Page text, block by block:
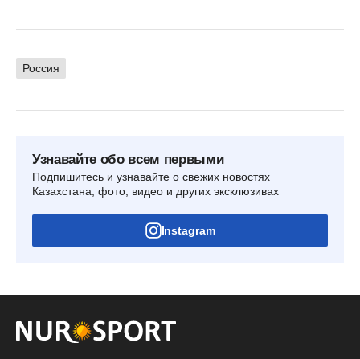
Россия
Узнавайте обо всем первыми
Подпишитесь и узнавайте о свежих новостях
Казахстана, фото, видео и других эксклюзивах
Instagram